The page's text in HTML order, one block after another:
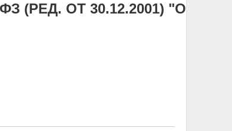
(РЕД. ОТ 30.12.2001) "О